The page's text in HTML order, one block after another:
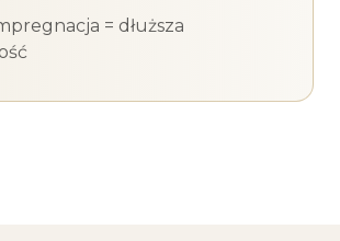
= dłuższa